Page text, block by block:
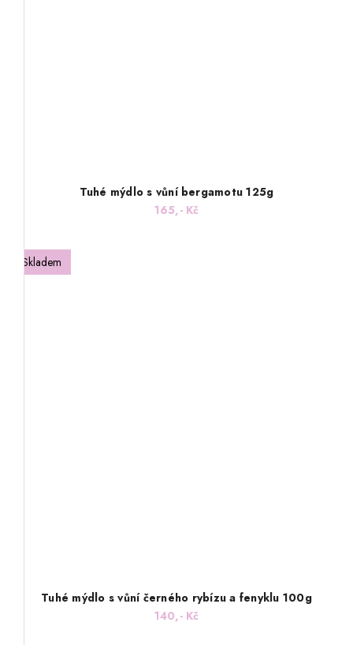
Tuhé mýdlo s vůní bergamotu 125g
165,- Kč
Skladem
Tuhé mýdlo s vůní černého rybízu a fenyklu 100g
140,- Kč